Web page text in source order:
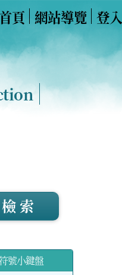
頁 網站導覽 登入
檢 索
號小鍵盤